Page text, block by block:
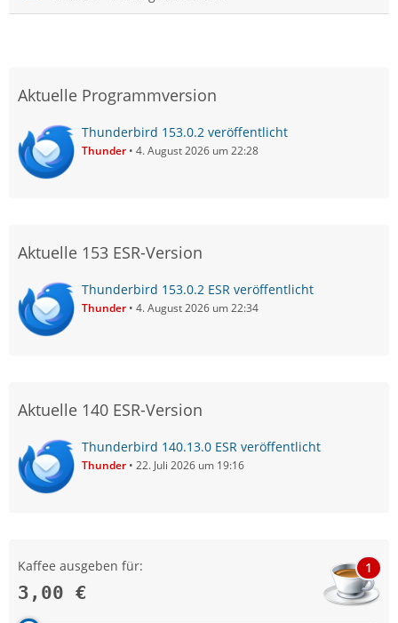
Aktuelle Programmversion
Thunderbird 153.0.2 veröffentlicht
Thunder 4. August 2026 um 22:28
Aktuelle 153 ESR-Version
Thunderbird 153.0.2 ESR veröffentlicht
Thunder 4. August 2026 um 22:34
Aktuelle 140 ESR-Version
Thunderbird 140.13.0 ESR veröffentlicht
Thunder 22. Juli 2026 um 19:16
Kaffee ausgeben für:
3,00 €
1